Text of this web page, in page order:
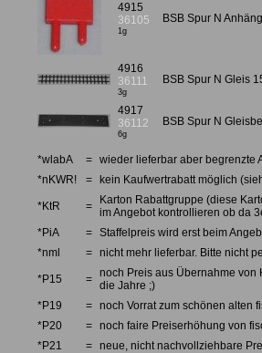
4915
36105
1g
BSB Spur N
4916
36111
3g
BSB Spur N Gleis
4917
36112
6g
BSB Spur N
*wlabA = wieder lieferbar aber begrenzte
*nKWR!
= kein Kaufwertrabatt möglich
*KtR =
Karton Rabattgruppe (diese
im Angebot kontrollieren ob da
*PiA
= Staffelpreis wird erst beim
*nml
= nicht mehr lieferbar. Bitte nicht
*P15 = noch Preis aus Übernahme von
die Jahre ;)
*P19
= noch Vorrat zum schönen alten
*P20
= noch faire Preiserhöhung von
*P21
= neue, nicht nachvollziehbare